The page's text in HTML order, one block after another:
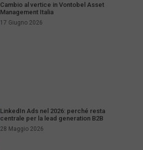
Cambio al vertice in Vontobel Asset
Management Italia
17 Giugno 2026
LinkedIn Ads nel 2026: perché resta
centrale per la lead generation B2B
28 Maggio 2026